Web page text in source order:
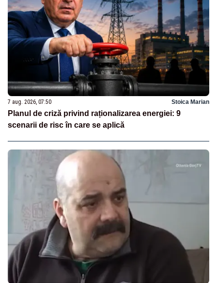
7 aug. 2026, 07:50 Stoica Marian
Planul de criză privind raționalizarea energiei: 9
scenarii de risc în care se aplică